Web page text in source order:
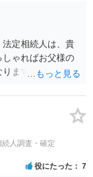
法定相続人は、貴
ゃればお父様の
ます。遺言がな
続人調査・確定
役にたった 7